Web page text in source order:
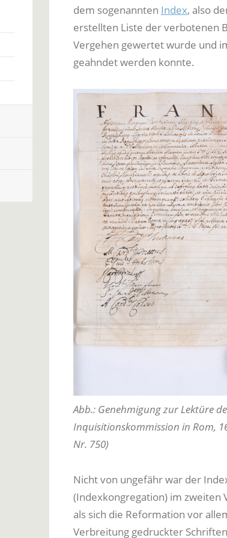
dem sogenannten Index, also
erstellten Liste der verbotenen
Vergehen gewertet wurde und
geahndet werden konnte.
Abb.: Genehmigung zur Lektüre
Inquisitionskommission in Rom,
Nr. 750)
Nicht von ungefähr war der
(Indexkongregation) im zweiten
als sich die Reformation vor
Verbreitung gedruckter